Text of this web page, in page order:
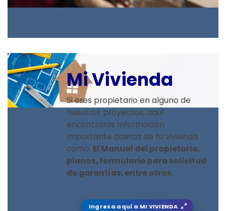
Mi Vivienda
Si eres propietario en alguno de
nuestros proyectos, aquí
encontraras Información
importante acerca de tu vivienda
como: El Manual del propietario,
planos,formulario para solicitud
de garantías, entre otros.
Ingresa aquí a MI VIVIENDA